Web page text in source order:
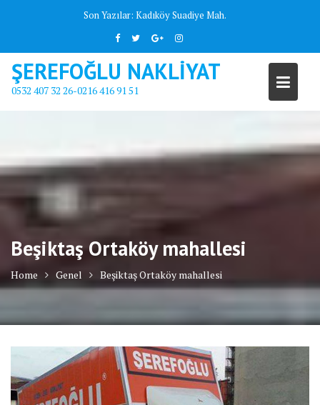
Son Yazılar: Kadıköy Suadiye Mah.
ŞEREFOĞLU NAKLİYAT
0532 407 32 26-0216 416 91 51
Beşiktaş Ortaköy mahallesi
Home Genel Beşiktaş Ortaköy mahallesi